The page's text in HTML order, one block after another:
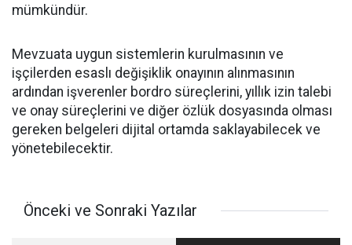
mümkündür.
Mevzuata uygun sistemlerin kurulmasının ve
işçilerden esaslı değişiklik onayının alınmasının
ardından işverenler bordro süreçlerini, yıllık izin talebi
ve onay süreçlerini ve diğer özlük dosyasında olması
gereken belgeleri dijital ortamda saklayabilecek ve
yönetebilecektir.
Önceki ve Sonraki Yazılar